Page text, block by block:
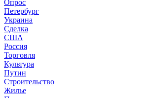
Опрос
Петербург
Украина
Сделка
США
Россия
Торговля
Культура
Путин
Строительство
Жилье